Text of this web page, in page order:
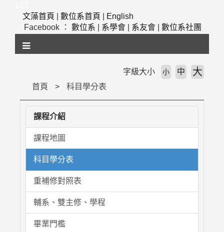
文藻首頁
數位系首頁
English
Facebook ： 數位系 系學會 系友會 數位系社團
首頁 科目學分表
字級大小 小 中 大
課程介紹
課程地圖
科目學分表
重補修對照表
輔系、雙主修、學程
畢業門檻